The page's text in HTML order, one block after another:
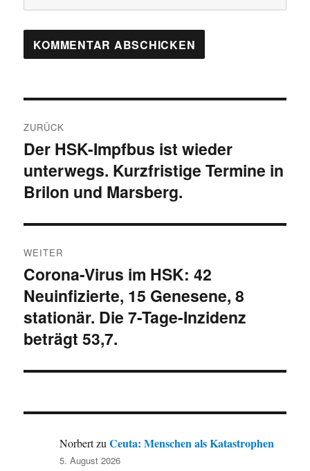
ZURÜCK
Vorheriger
Beitrag:
Der HSK-Impfbus ist wieder
unterwegs. Kurzfristige Termine in
Brilon und Marsberg.
WEITER
Nächster
Beitrag:
Corona-Virus im HSK: 42
Neuinfizierte, 15 Genesene, 8
stationär. Die 7-Tage-Inzidenz
beträgt 53,7.
NorbertzuCeuta: Menschen als Katastrophen
5. August 2026